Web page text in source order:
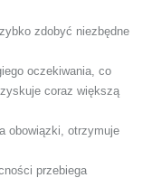
zdobyć niezbędne
oczekiwania, co
coraz większą
obowiązki, otrzymuje
przebiega